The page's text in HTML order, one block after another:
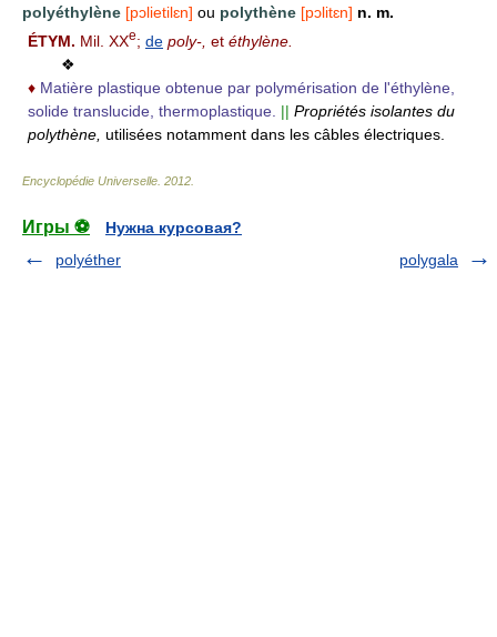
polyéthylène [pɔlietilɛn] ou polythène [pɔlitɛn] n. m.
ÉTYM. Mil. XXe; de poly-, et éthylène.
❖
♦ Matière plastique obtenue par polymérisation de l'éthylène,
solide translucide, thermoplastique. || Propriétés isolantes du
polythène, utilisées notamment dans les câbles électriques.
Encyclopédie Universelle. 2012.
Игры ⚽
Нужна курсовая?
polyéther
polygala